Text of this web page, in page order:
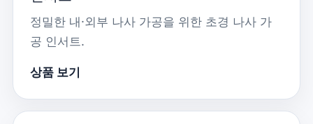
정밀한 내·외부 나사 가공을 위한 초경 나사 가
공 인서트.
상품 보기